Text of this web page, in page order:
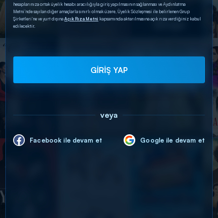
hesaplarınıza ortak üyelik hesabı aracılığıyla giriş yapılmasının sağlanması ve Aydınlatma
Metni’nde sayılan diğer amaçlarla sınırlı olmak üzere, Üyelik Sözleşmesi ile belirlenen Grup
Şirketleri’ne ve yurt dışınaAçık Rıza Metni kapsamında aktarılmasına açık rıza verdiğiniz kabul
edilecektir.
GİRİŞ YAP
veya
Facebook ile devam et Google ile devam et